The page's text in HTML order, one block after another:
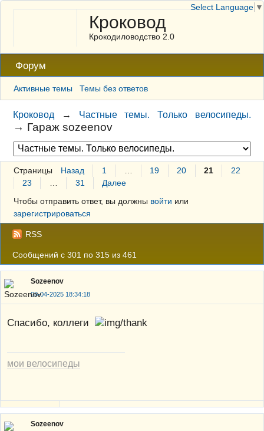
Кроковод
Крокодиловодство 2.0
Форум
Активные темы Темы без ответов
Кроковод → Частные темы. Только велосипеды.
→ Гараж sozeenov
Страницы Назад 1 19 20 21
22
23
31
Далее
Чтобы отправить ответ, вы должны войти или
зарегистрироваться
RSS
Сообщений с 301 по 315 из 461
Sozeenov
08-04-2025 18:34:18
Спасибо, коллеги
мои велосипеды
Sozeenov
Select Language ▼